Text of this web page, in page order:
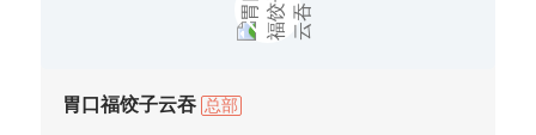
胃口福饺子云吞 总部